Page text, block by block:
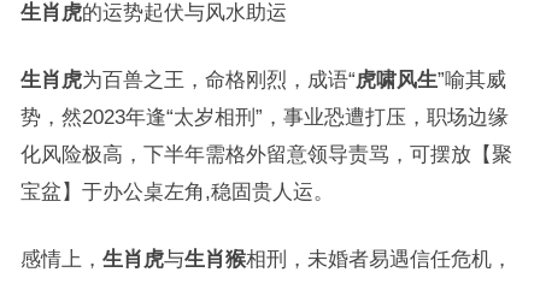
生肖虎的运势起伏与风水助运
生肖虎为百兽之王，命格刚烈，成语“虎啸风生”喻其威
势，然2023年逢“太岁相刑”，事业恐遭打压，职场边缘
化风险极高，下半年需格外留意领导责骂，可摆放【聚
宝盆】于办公桌左角,稳固贵人运。
感情上， 生肖虎与生肖猴相刑，未婚者易遇信任危机，